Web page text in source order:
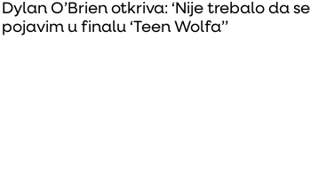
Dylan O’Brien otkriva: ‘Nije trebalo da se
pojavim u finalu ‘Teen Wolfa’’